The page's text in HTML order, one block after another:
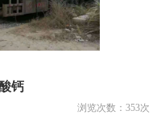
钙
浏览次数： 353次